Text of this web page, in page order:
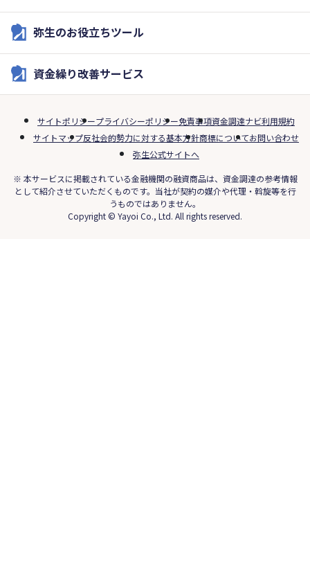
弥生のお役立ちツール
資金繰り改善サービス
サイトポリシープライバシーポリシー免責事項資金調達ナビ利用規約
サイトマップ反社会的勢力に対する基本方針商標についてお問い合わせ
弥生公式サイトへ
※ 本サービスに掲載されている金融機関の融資商品は、資金調達の参考情報
として紹介させていただくものです。当社が契約の媒介や代理・斡旋等を行
うものではありません。
Copyright © Yayoi Co., Ltd. All rights reserved.